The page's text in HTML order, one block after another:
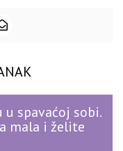
spavaćoj sobi.
mala i želite